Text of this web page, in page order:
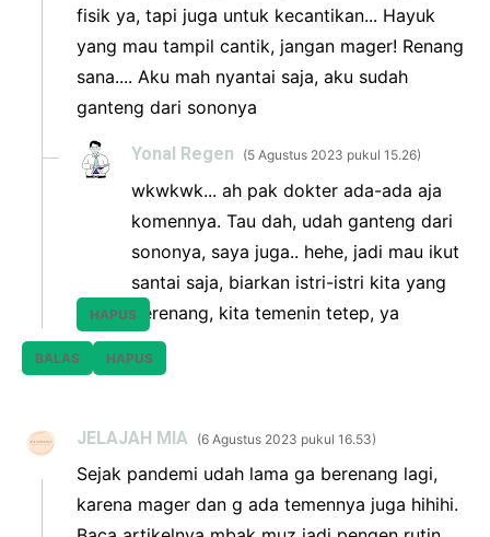
fisik ya, tapi juga untuk kecantikan... Hayuk
yang mau tampil cantik, jangan mager! Renang
sana.... Aku mah nyantai saja, aku sudah
ganteng dari sononya
BALAS HAPUS
Yonal Regen 5 Agustus 2023 pukul 15.26
wkwkwk... ah pak dokter ada-ada aja
komennya. Tau dah, udah ganteng dari
sononya, saya juga.. hehe, jadi mau ikut
santai saja, biarkan istri-istri kita yang
berenang, kita temenin tetep, ya
HAPUS
JELAJAH MIA 6 Agustus 2023 pukul 16.53
Sejak pandemi udah lama ga berenang lagi,
karena mager dan g ada temennya juga hihihi.